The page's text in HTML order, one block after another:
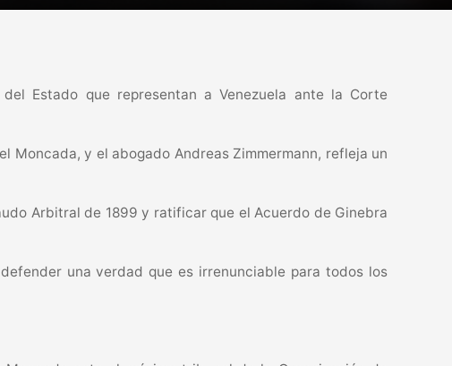
Estado que representan a Venezuela ante la Corte
Moncada, y el abogado Andreas Zimmermann, refleja un
Arbitral de 1899 y ratificar que el Acuerdo de Ginebra
una verdad que es irrenunciable para todos los